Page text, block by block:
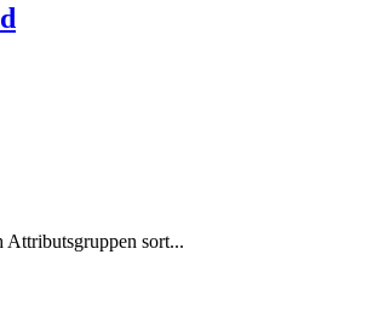
Attributsgruppen sort...